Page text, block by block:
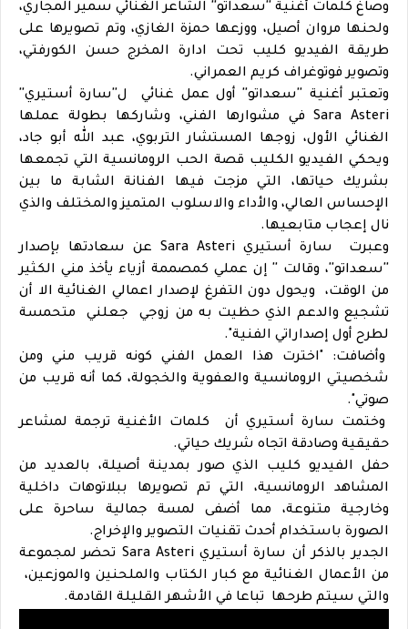
وصاغ كلمات أغنية ''سعداتو'' الشاعر الغنائي سمير المجاري،
ولحنها مروان أصيل، ووزعها حمزة الغازي، وتم تصويرها على
طريقة الفيديو كليب تحت ادارة المخرج حسن الكورفتي،
وتصوير فوتوغراف كريم العمراني.
وتعتبر أغنية ''سعداتو'' أول عمل غنائي ل''سارة أستيري''
Sara Asteri في مشوارها الفني، وشاركها بطولة عملها
الغنائي الأول، زوجها المستشار التربوي، عبد الله أبو جاد،
ويحكي الفيديو الكليب قصة الحب الرومانسية التي تجمعها
بشريك حياتها، التي مزجت فيها الفنانة الشابة ما بين
الإحساس العالي، والأداء والاسلوب المتميز والمختلف والذي
نال إعجاب متابعيها.
وعبرت سارة أستيري Sara Asteri عن سعادتها بإصدار
''سعداتو''، وقالت '' إن عملي كمصممة أزياء يأخذ مني الكثير
من الوقت، ويحول دون التفرغ لإصدار اعمالي الغنائية الا أن
تشجيع والدعم الذي حظيت به من زوجي جعلني متحمسة
لطرح أول إصداراتي الفنية".
وأضافت: "اخترت هذا العمل الفني كونه قريب مني ومن
شخصيتي الرومانسية والعفوية والخجولة، كما أنه قريب من
صوتي".
وختمت سارة أستيري أن كلمات الأغنية ترجمة لمشاعر
حقيقية وصادقة اتجاه شريك حياتي.
حفل الفيديو كليب الذي صور بمدينة أصيلة، بالعديد من
المشاهد الرومانسية، التي تم تصويرها ببلاتوهات داخلية
وخارجية متنوعة، مما أضفى لمسة جمالية ساحرة على
الصورة باستخدام أحدث تقنيات التصوير والإخراج.
الجدير بالذكر أن سارة أستيري Sara Asteri تحضر لمجموعة
من الأعمال الغنائية مع كبار الكتاب والملحنين والموزعين،
والتي سيتم طرحها تباعا في الأشهر القليلة القادمة.